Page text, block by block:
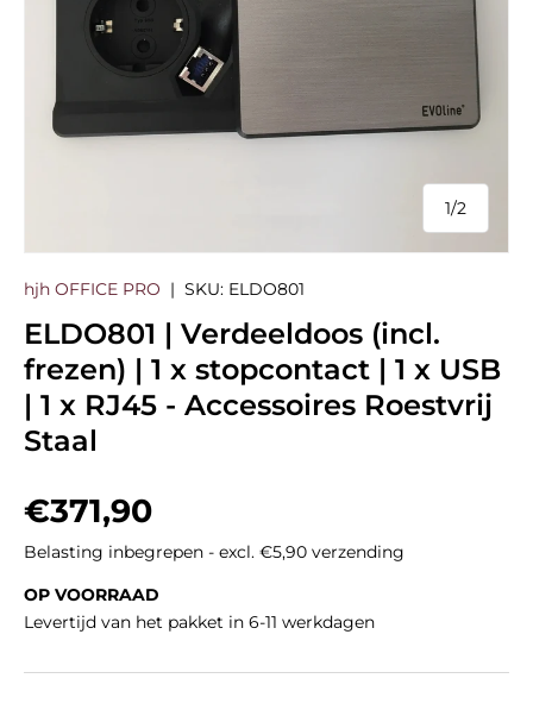
1/
van
2
hjh OFFICE PRO | SKU: ELDO801
ELDO801 | Verdeeldoos (incl.
frezen) | 1 x stopcontact | 1 x USB
| 1 x RJ45 - Accessoires Roestvrij
Staal
Reguliere prijs
€371,90
Belasting inbegrepen - excl. €5,90 verzending
OP VOORRAAD
Levertijd van het pakket in 6-11 werkdagen